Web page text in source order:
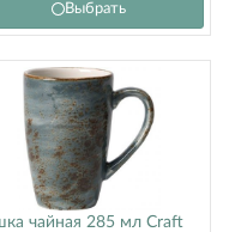
Выбрать
чайная 285 мл Craft